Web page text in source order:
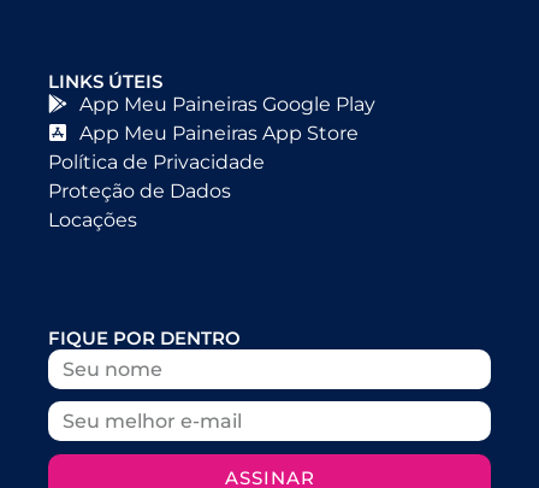
LINKS ÚTEIS
App Meu Paineiras Google Play
App Meu Paineiras App Store
Política de Privacidade
Proteção de Dados
Locações
FIQUE POR DENTRO
ASSINAR